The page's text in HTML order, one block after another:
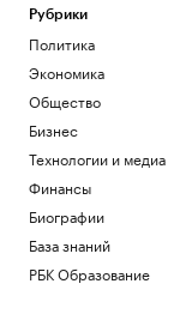
Рубрики
Политика
Экономика
Общество
Бизнес
Технологии и медиа
Финансы
Биографии
База знаний
РБК Образование